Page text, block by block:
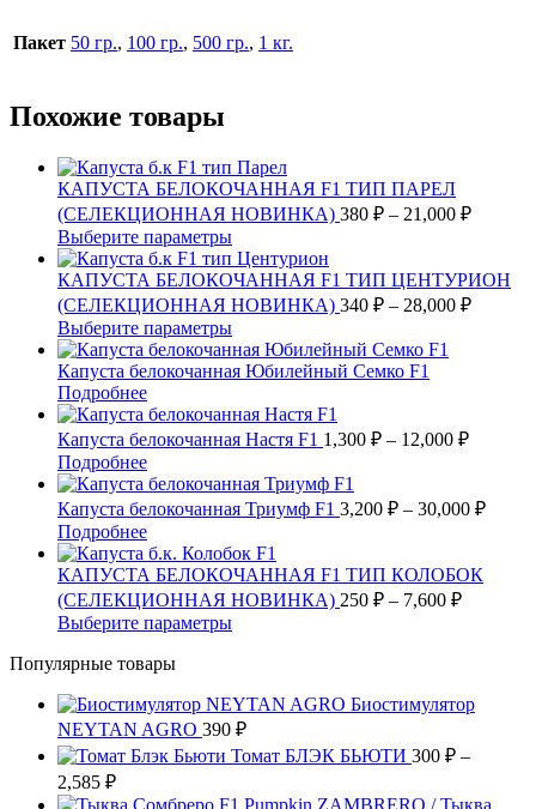
Пакет 50 гр., 100 гр., 500 гр., 1 кг.
Похожие товары
КАПУСТА БЕЛОКОЧАННАЯ F1 ТИП ПАРЕЛ
(СЕЛЕКЦИОННАЯ НОВИНКА) 380 ₽ – 21,000 ₽
–
21,000
Выберите параметрыЭтот
товар
имеет
несколько
вариаций.
Опции
можно
выбрать
на
странице
товара.
КАПУСТА БЕЛОКОЧАННАЯ F1 ТИП ЦЕНТУРИОН
(СЕЛЕКЦИОННАЯ НОВИНКА) 340 ₽ – 28,000 ₽
Выберите параметрыЭтот
товар
имеет
вариаций.
Опции
выбрать
на
странице
товара.
Капуста белокочанная Юбилейный Семко F1
Подробнее
Капуста белокочанная Настя F1 1,300 ₽ – 12,000 ₽
–
ПодробнееЭтот
товар
имеет
несколько
вариаций.
Опции
можно
выбрать
на
товара.
Капуста белокочанная Триумф F1 3,200 ₽ – 30,000 ₽
ПодробнееЭтот
товар
имеет
несколько
вариаций.
Опции
можно
на
странице
товара.
КАПУСТА БЕЛОКОЧАННАЯ F1 ТИП КОЛОБОК
(СЕЛЕКЦИОННАЯ НОВИНКА) 250 ₽ – 7,600 ₽
Выберите параметрыЭтот
вариаций.
Опции
можно
на
Популярные товары
Биостимулятор
NEYTAN AGRO 390 ₽
Томат БЛЭК БЬЮТИ 300 ₽ –
2,585 ₽Диапазон
цен: